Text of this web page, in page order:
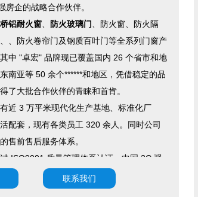
房企的战略合作伙伴。
铝耐火窗 防火玻璃门 、防火窗、防火隔
防火卷帘门及钢质百叶门等全系列门窗产
中 "卓宏" 品牌现已覆盖国内 26 个省市和地
南亚等 50 余个******和地区，凭借稳定的品
了大批合作伙伴的青睐和首肯。
近 3 万平米现代化生产基地、标准化厂
配套，现有各类员工 320 余人。同时公司
售前售后服务体系。
ISO9001 质量管理体系认证、中国 3C 强
盟 CE、加拿大 CAN/ULC S104、美国 UL
际消防安全规范。
联系我们